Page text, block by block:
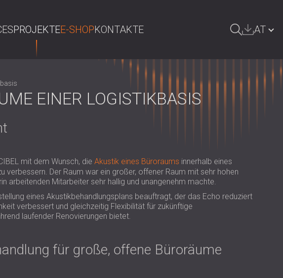
PROJEKTEE-SHOPKONTAKTE AT
DEUTSCHLAND | DE
POLAND | PL
FINLAND | FI
РОССИЯ | RU
EINER LOGISTIKBASIS
mit dem Wunsch, die Akustik eines Büroraums innerhalb eines
verbessern. Der Raum war ein großer, offener Raum mit sehr hohen
arbeitenden Mitarbeiter sehr hallig und unangenehm machte.
eines Akustikbehandlungsplans beauftragt, der das Echo reduziert
verbessert und gleichzeitig Flexibilität für zukünftige
laufender Renovierungen bietet.
für große, offene Büroräume